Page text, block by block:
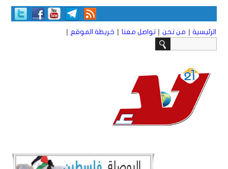
الرئيسية | من نحن | تواصل معنا | خريطة الموقع |